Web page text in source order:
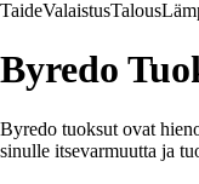
TaideValaistusTalous
Byredo
Byredo tuoksut ovat
sinulle itsevarmuutta ja